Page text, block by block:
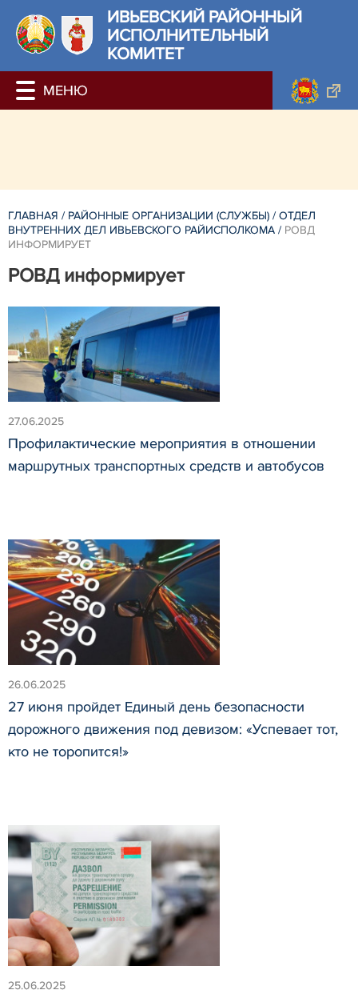
ИВЬЕВСКИЙ РАЙОННЫЙ
ИСПОЛНИТЕЛЬНЫЙ
КОМИТЕТ
ГЛАВНАЯ / РАЙОННЫЕ ОРГАНИЗАЦИИ (СЛУЖБЫ) / ОТДЕЛ
ВНУТРЕННИХ ДЕЛ ИВЬЕВСКОГО РАЙИСПОЛКОМА / РОВД
ИНФОРМИРУЕТ
РОВД информирует
27.06.2025
Профилактические мероприятия в отношении
маршрутных транспортных средств и автобусов
26.06.2025
27 июня пройдет Единый день безопасности
дорожного движения под девизом: «Успевает тот,
кто не торопится!»
25.06.2025